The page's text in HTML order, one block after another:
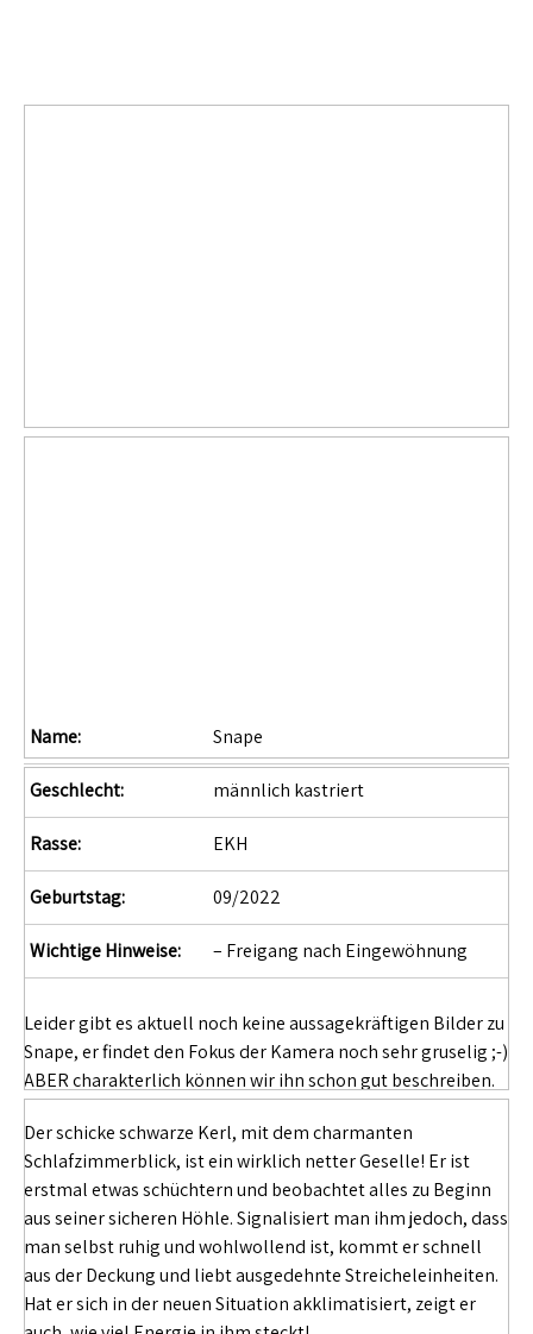
Name: Snape
Geschlecht: männlich kastriert
Rasse: EKH
Geburtstag: 09/2022
Wichtige Hinweise: – Freigang nach Eingewöhnung
Leider gibt es aktuell noch keine aussagekräftigen Bilder zu
Snape, er findet den Fokus der Kamera noch sehr gruselig ;-)
ABER charakterlich können wir ihn schon gut beschreiben.
Der schicke schwarze Kerl, mit dem charmanten
Schlafzimmerblick, ist ein wirklich netter Geselle! Er ist
erstmal etwas schüchtern und beobachtet alles zu Beginn
aus seiner sicheren Höhle. Signalisiert man ihm jedoch, dass
man selbst ruhig und wohlwollend ist, kommt er schnell
aus der Deckung und liebt ausgedehnte Streicheleinheiten.
Hat er sich in der neuen Situation akklimatisiert, zeigt er